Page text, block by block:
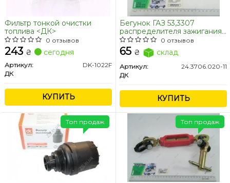
Фильтр тонкой очистки
топлива <ДК>
0 отзывов
243 ₴ сегодня
Артикул:
DK-1022F
ДК
КУПИТЬ
Бегунок ГАЗ 53,3307
распределителя зажигания
(трамблера) бесконт. <ДК>
0 отзывов
65 ₴ склад
Артикул:
24.3706.020-11
ДК
КУПИТЬ
Топ продаж Топ продаж